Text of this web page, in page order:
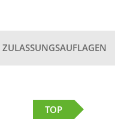
ZULASSUNGSAUFLAGEN
TOP